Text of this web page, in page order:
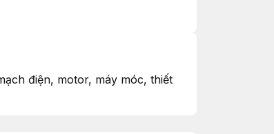
điện, motor, máy móc, thiết